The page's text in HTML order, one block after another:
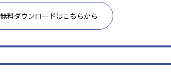
無料ダウンロードはこちらから